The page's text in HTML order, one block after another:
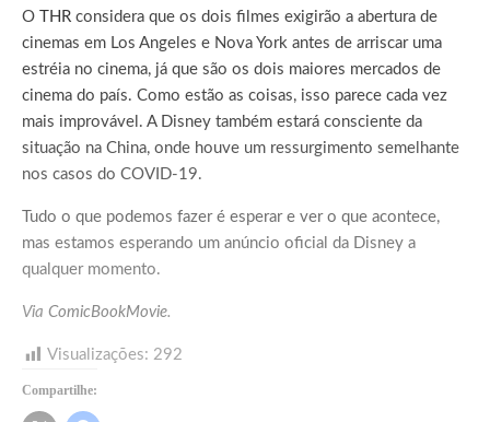
O THR considera que os dois filmes exigirão a abertura de
cinemas em Los Angeles e Nova York antes de arriscar uma
estréia no cinema, já que são os dois maiores mercados de
cinema do país. Como estão as coisas, isso parece cada vez
mais improvável. A Disney também estará consciente da
situação na China, onde houve um ressurgimento semelhante
nos casos do COVID-19.
Tudo o que podemos fazer é esperar e ver o que acontece,
mas estamos esperando um anúncio oficial da Disney a
qualquer momento.
Via ComicBookMovie.
Visualizações: 292
Compartilhe: